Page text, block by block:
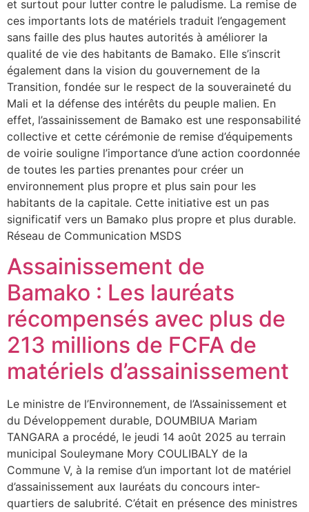
et surtout pour lutter contre le paludisme. La remise de
ces importants lots de matériels traduit l’engagement
sans faille des plus hautes autorités à améliorer la
qualité de vie des habitants de Bamako. Elle s’inscrit
également dans la vision du gouvernement de la
Transition, fondée sur le respect de la souveraineté du
Mali et la défense des intérêts du peuple malien. En
effet, l’assainissement de Bamako est une responsabilité
collective et cette cérémonie de remise d’équipements
de voirie souligne l’importance d’une action coordonnée
de toutes les parties prenantes pour créer un
environnement plus propre et plus sain pour les
habitants de la capitale. Cette initiative est un pas
significatif vers un Bamako plus propre et plus durable.
Réseau de Communication MSDS
Assainissement de
Bamako : Les lauréats
récompensés avec plus de
213 millions de FCFA de
matériels d’assainissement
Le ministre de l’Environnement, de l’Assainissement et
du Développement durable, DOUMBIUA Mariam
TANGARA a procédé, le jeudi 14 août 2025 au terrain
municipal Souleymane Mory COULIBALY de la
Commune V, à la remise d’un important lot de matériel
d’assainissement aux lauréats du concours inter-
quartiers de salubrité. C’était en présence des ministres